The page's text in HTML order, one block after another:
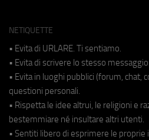
NETIQUETTE
• Evita di URLARE. Ti sentiamo.
• Evita di scrivere lo stesso
• Evita in luoghi pubblici (forum, chat,
questioni personali.
• Rispetta le idee altrui, le religioni e
bestemmiare né insultare altri utenti.
• Sentiti libero di esprimere le proprie